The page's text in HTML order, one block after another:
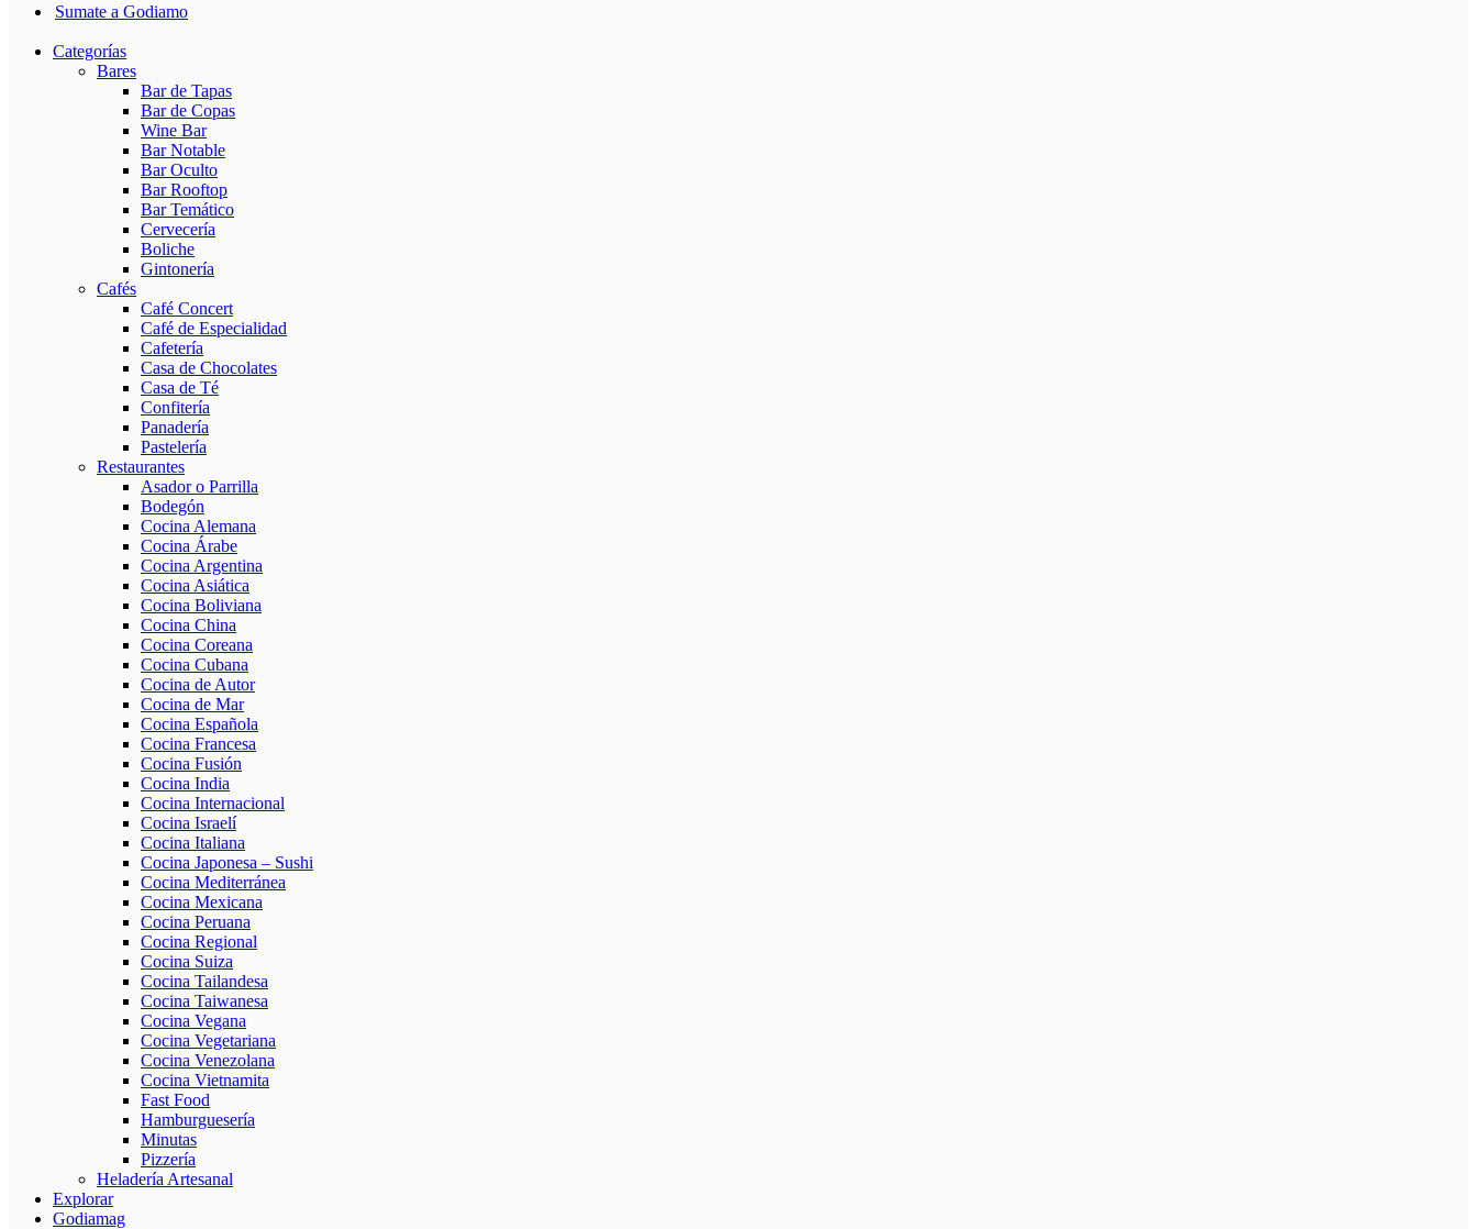
Sumate a Godiamo
Categorías
Bares
Bar de Tapas
Bar de Copas
Wine Bar
Bar Notable
Bar Oculto
Bar Rooftop
Bar Temático
Cervecería
Boliche
Gintonería
Cafés
Café Concert
Café de Especialidad
Cafetería
Casa de Chocolates
Casa de Té
Confitería
Panadería
Pastelería
Restaurantes
Asador o Parrilla
Bodegón
Cocina Alemana
Cocina Árabe
Cocina Argentina
Cocina Asiática
Cocina Boliviana
Cocina China
Cocina Coreana
Cocina Cubana
Cocina de Autor
Cocina de Mar
Cocina Española
Cocina Francesa
Cocina Fusión
Cocina India
Cocina Internacional
Cocina Israelí
Cocina Italiana
Cocina Japonesa – Sushi
Cocina Mediterránea
Cocina Mexicana
Cocina Peruana
Cocina Regional
Cocina Suiza
Cocina Tailandesa
Cocina Taiwanesa
Cocina Vegana
Cocina Vegetariana
Cocina Venezolana
Cocina Vietnamita
Fast Food
Hamburguesería
Minutas
Pizzería
Heladería Artesanal
Explorar
Godiamag